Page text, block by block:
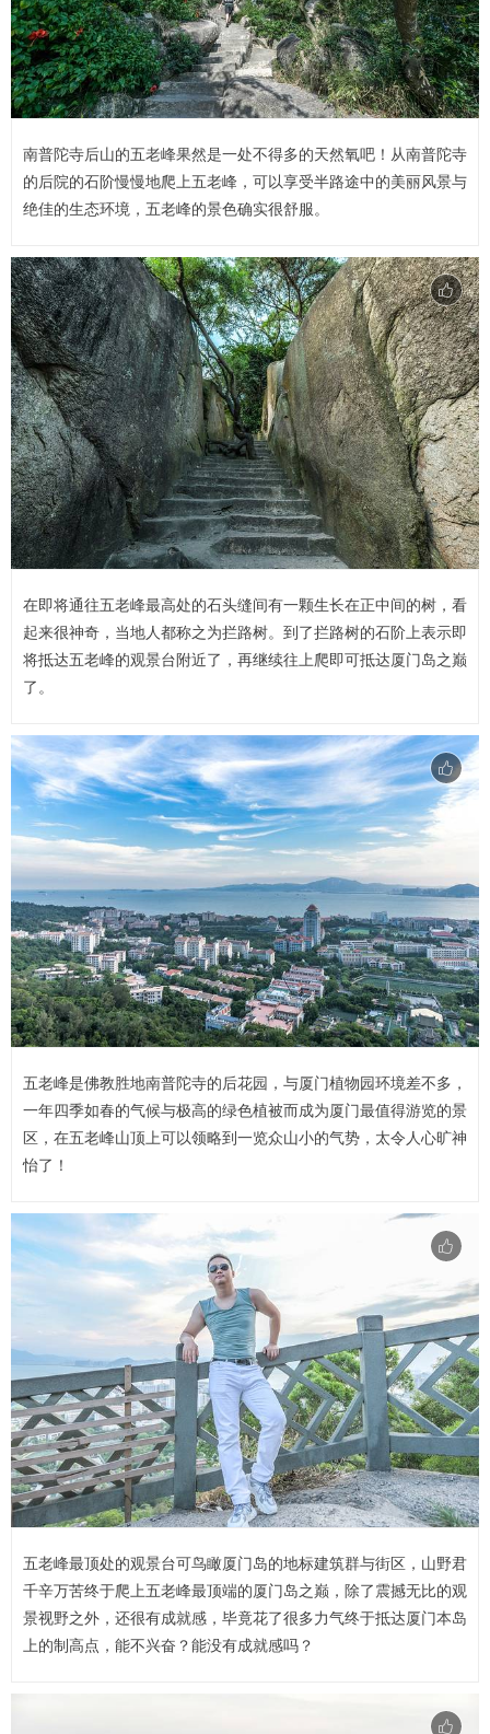
南普陀寺后山的五老峰果然是一处不得多的天然氧吧！从南普陀寺
的后院的石阶慢慢地爬上五老峰，可以享受半路途中的美丽风景与
绝佳的生态环境，五老峰的景色确实很舒服。
在即将通往五老峰最高处的石头缝间有一颗生长在正中间的树，看
起来很神奇，当地人都称之为拦路树。到了拦路树的石阶上表示即
将抵达五老峰的观景台附近了，再继续往上爬即可抵达厦门岛之巅
了。
五老峰是佛教胜地南普陀寺的后花园，与厦门植物园环境差不多，
一年四季如春的气候与极高的绿色植被而成为厦门最值得游览的景
区，在五老峰山顶上可以领略到一览众山小的气势，太令人心旷神
怡了！
五老峰最顶处的观景台可鸟瞰厦门岛的地标建筑群与街区，山野君
千辛万苦终于爬上五老峰最顶端的厦门岛之巅，除了震撼无比的观
景视野之外，还很有成就感，毕竟花了很多力气终于抵达厦门本岛
上的制高点，能不兴奋？能没有成就感吗？